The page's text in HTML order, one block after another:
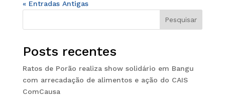
« Entradas Antigas
Pesquisar
Posts recentes
Ratos de Porão realiza show solidário em Bangu
com arrecadação de alimentos e ação do CAIS
ComCausa